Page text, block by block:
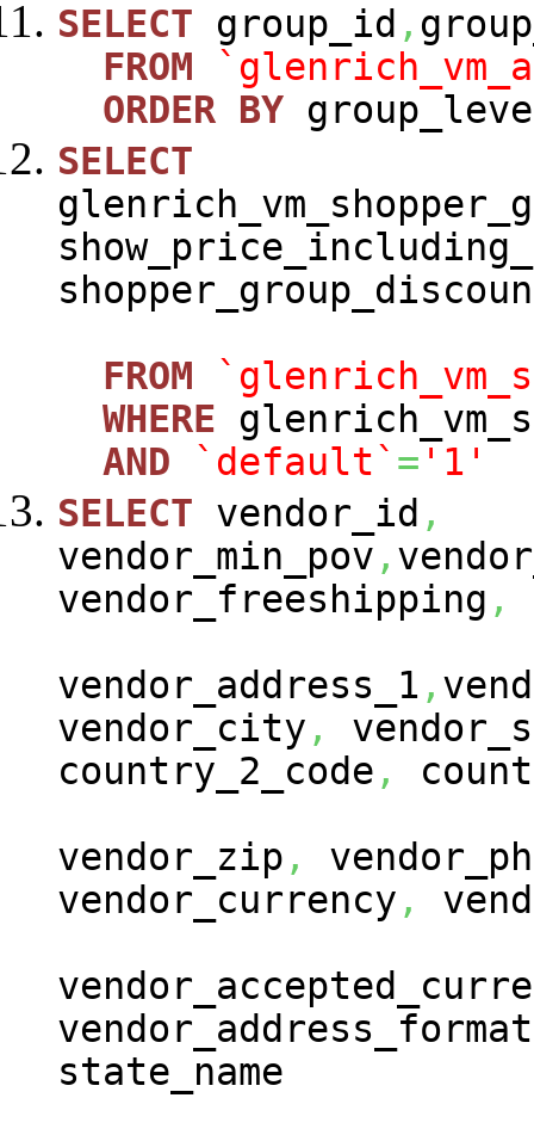
SELECT group_id ,
FROM
ORDER BY
SELECT
FROM
WHERE
AND
`default` = '1'
SELECT vendor_id ,
vendor_min_pov ,
vendor_freeshipping ,
vendor_address_1 ,
vendor_city ,
country_2_code ,
vendor_zip ,
vendor_currency ,
vendor_address_format
state_name